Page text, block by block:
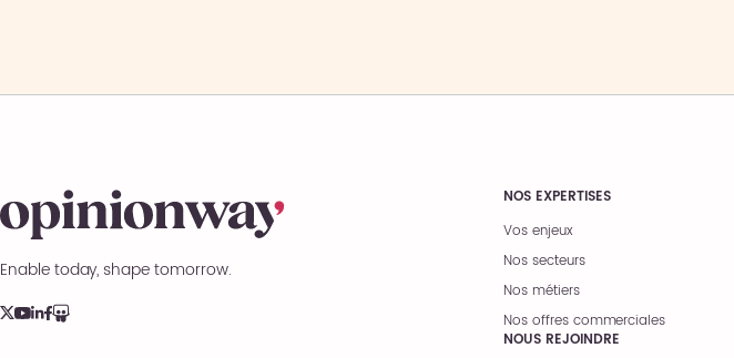
Enable today, shape tomorrow.
NOS EXPERTISES
Vos enjeux
Nos secteurs
Nos métiers
Nos offres commerciales
NOUS REJOINDRE